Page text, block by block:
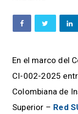
En el marco del
CI-002-2025
Colombiana de
Superior – Red